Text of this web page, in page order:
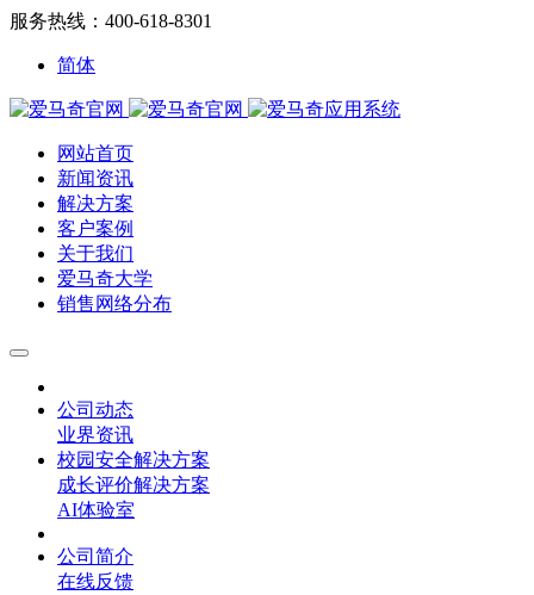
服务热线：400-618-8301
简体
网站首页
新闻资讯
解决方案
客户案例
关于我们
爱马奇大学
销售网络分布
公司动态
业界资讯
校园安全解决方案
成长评价解决方案
AI体验室
公司简介
在线反馈